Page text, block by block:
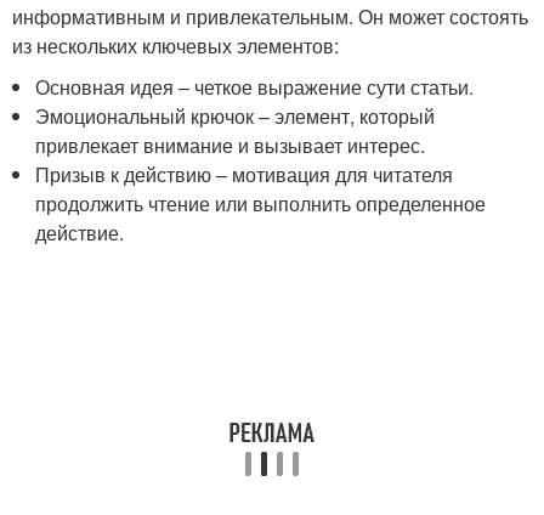
информативным и привлекательным. Он может состоять
из нескольких ключевых элементов:
Основная идея – четкое выражение сути статьи.
Эмоциональный крючок – элемент, который
привлекает внимание и вызывает интерес.
Призыв к действию – мотивация для читателя
продолжить чтение или выполнить определенное
действие.